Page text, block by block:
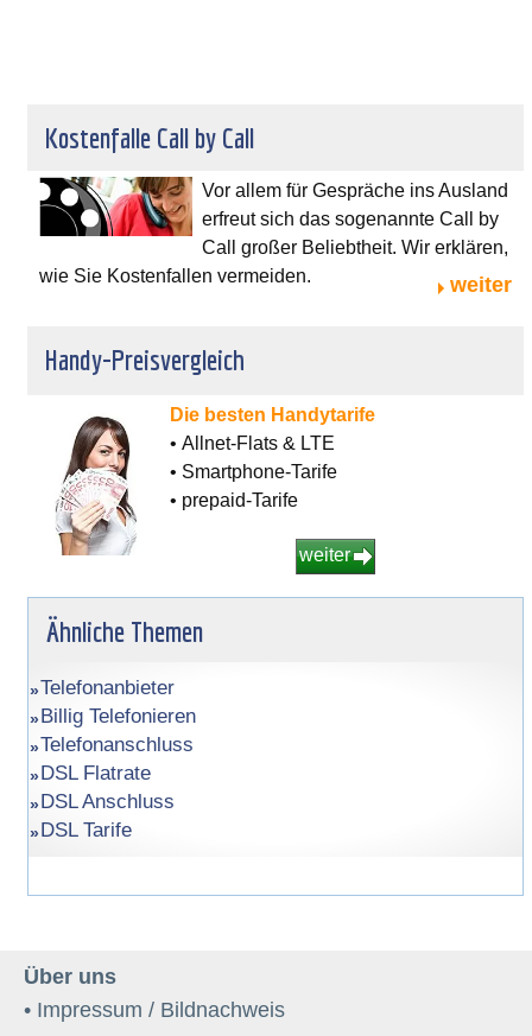
Kostenfalle Call by Call
Vor allem für Gespräche ins Ausland
erfreut sich das sogenannte Call by
Call großer Beliebtheit. Wir erklären,
wie Sie Kostenfallen vermeiden.
weiter
Handy-Preisvergleich
Die besten Handytarife
• Allnet-Flats & LTE
• Smartphone-Tarife
• prepaid-Tarife
weiter
Ähnliche Themen
Telefonanbieter
Billig Telefonieren
Telefonanschluss
DSL Flatrate
DSL Anschluss
DSL Tarife
Über uns
• Impressum / Bildnachweis